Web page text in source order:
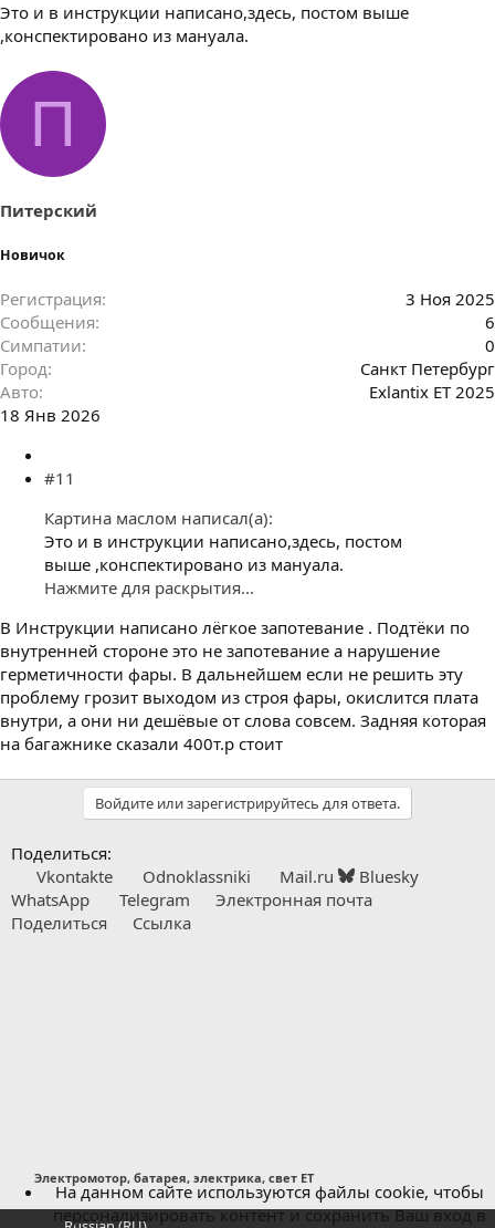
Это и в инструкции написано,здесь, постом выше
,конспектировано из мануала.
П
Питерский
Новичок
Регистрация
3 Ноя 2025
Сообщения
6
Симпатии
0
Город
Санкт Петербург
Авто
Exlantix ET 2025
18 Янв 2026
#11
Картина маслом написал(а):
Это и в инструкции написано,здесь, постом
выше ,конспектировано из мануала.
Нажмите для раскрытия...
В Инструкции написано лёгкое запотевание . Подтёки по
внутренней стороне это не запотевание а нарушение
герметичности фары. В дальнейшем если не решить эту
проблему грозит выходом из строя фары, окислится плата
внутри, а они ни дешёвые от слова совсем. Задняя которая
на багажнике сказали 400т.р стоит
Войдите или зарегистрируйтесь для ответа.
Поделиться:
Vkontakte
Odnoklassniki Mail.ru
Bluesky
WhatsApp
Telegram
Электронная почта
Поделиться
Ссылка
Электромотор, батарея, электрика, свет ET
На данном сайте используются файлы cookie, чтобы
персонализировать контент и сохранить Ваш вход в